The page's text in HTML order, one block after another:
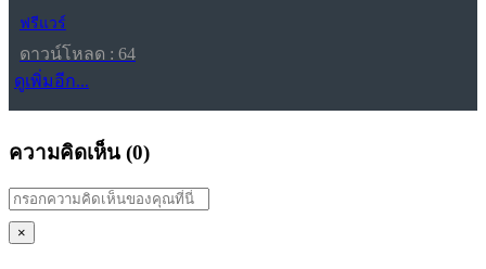
ฟรีแวร์
ดาวน์โหลด : 64
ดูเพิ่มอีก...
ความคิดเห็น (0)
×